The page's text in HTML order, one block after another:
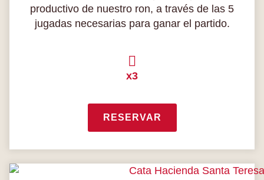
productivo de nuestro ron, a través de las 5
jugadas necesarias para ganar el partido.
x3
RESERVAR